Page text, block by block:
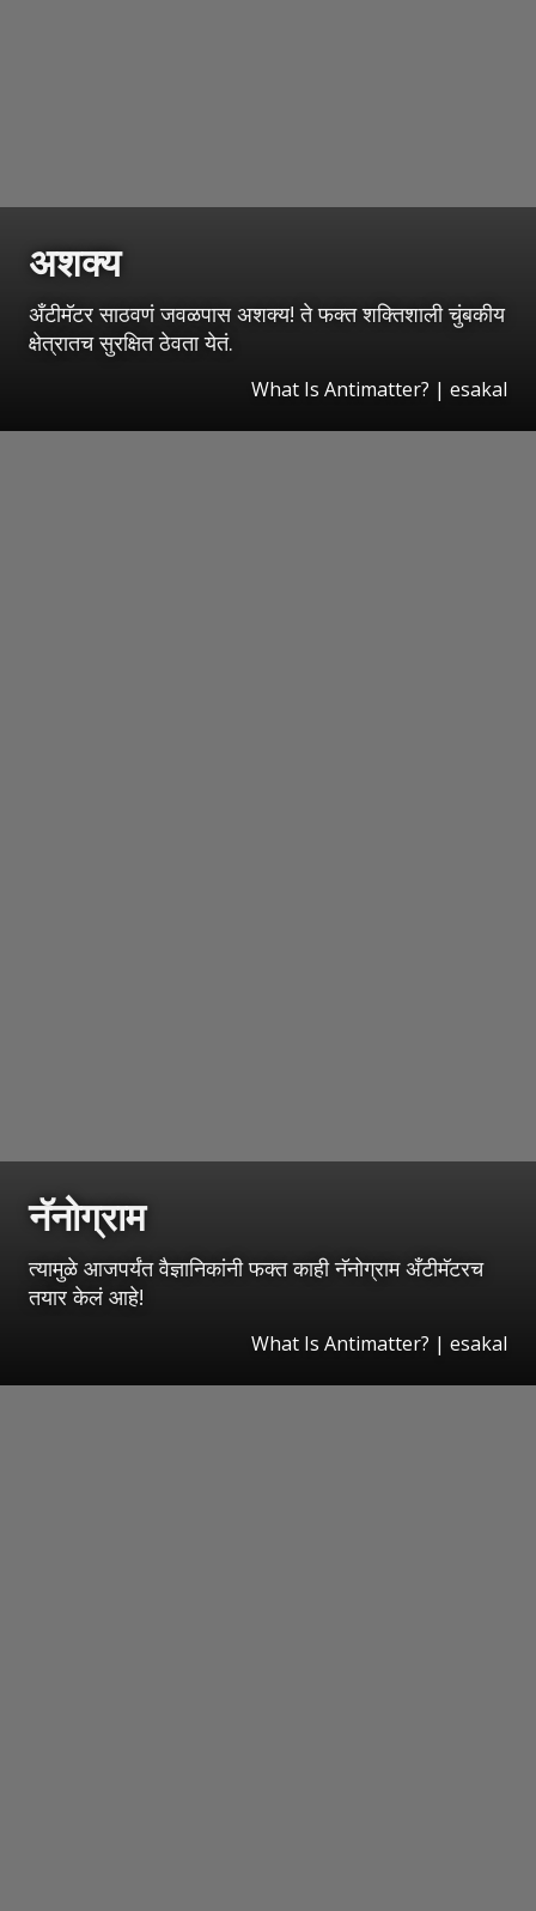
अशक्य
अँटीमॅटर साठवणं जवळपास अशक्य! ते फक्त शक्तिशाली चुंबकीय
क्षेत्रातच सुरक्षित ठेवता येतं.
What Is Antimatter? | esakal
नॅनोग्राम
त्यामुळे आजपर्यंत वैज्ञानिकांनी फक्त काही नॅनोग्राम अँटीमॅटरच
तयार केलं आहे!
What Is Antimatter? | esakal